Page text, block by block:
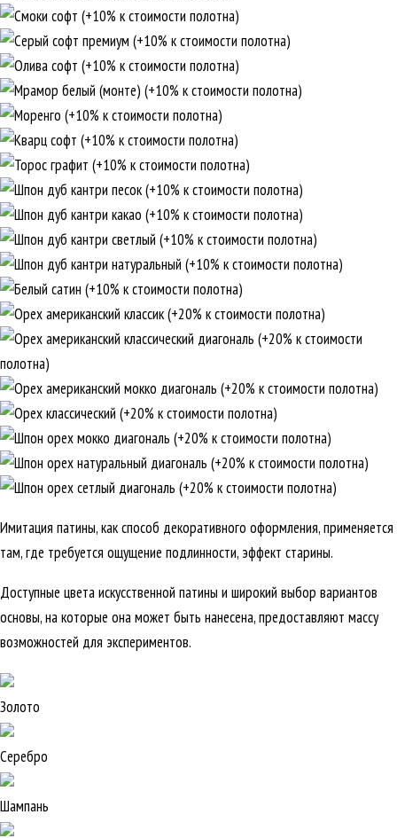
Имитация патины, как способ декоративного оформления, применяется
там, где требуется ощущение подлинности, эффект старины.
Доступные цвета искусственной патины и широкий выбор вариантов
основы, на которые она может быть нанесена, предоставляют массу
возможностей для экспериментов.
Золото
Серебро
Шампань